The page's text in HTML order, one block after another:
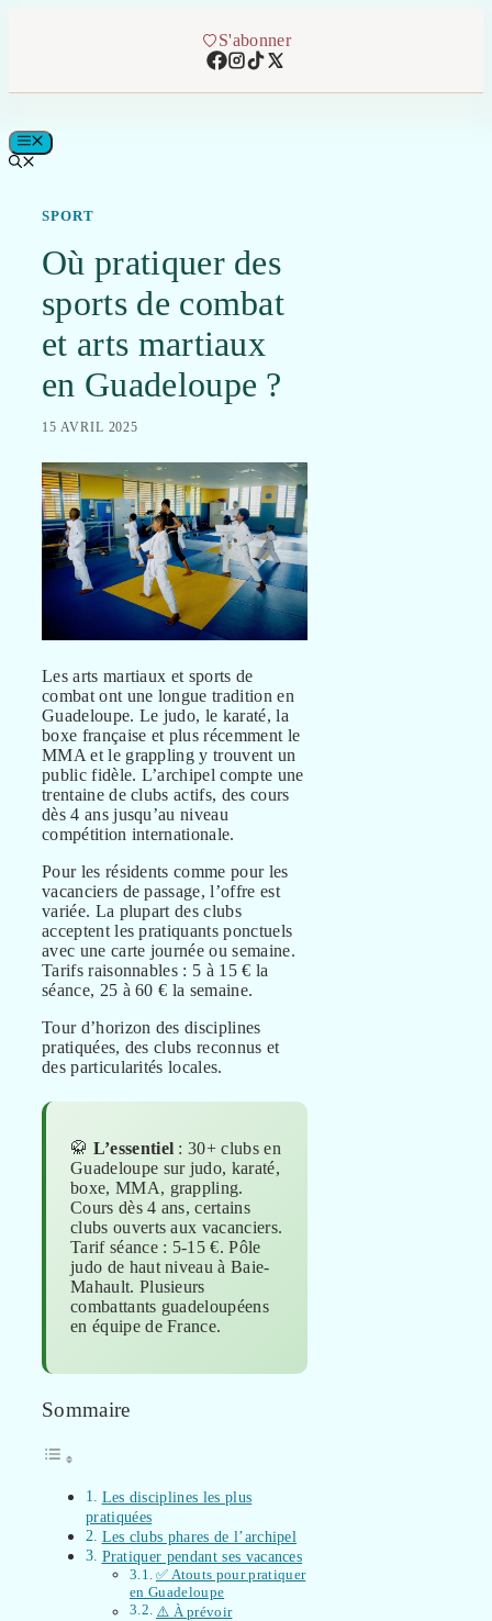
S'abonner
MENU
SPORT
Où pratiquer des
sports de combat
et arts martiaux
en Guadeloupe ?
15 AVRIL 2025
Les arts martiaux et sports de
combat ont une longue tradition en
Guadeloupe. Le judo, le karaté, la
boxe française et plus récemment le
MMA et le grappling y trouvent un
public fidèle. L’archipel compte une
trentaine de clubs actifs, des cours
dès 4 ans jusqu’au niveau
compétition internationale.
Pour les résidents comme pour les
vacanciers de passage, l’offre est
variée. La plupart des clubs
acceptent les pratiquants ponctuels
avec une carte journée ou semaine.
Tarifs raisonnables : 5 à 15 € la
séance, 25 à 60 € la semaine.
Tour d’horizon des disciplines
pratiquées, des clubs reconnus et
des particularités locales.
🥋 L’essentiel : 30+ clubs en
Guadeloupe sur judo, karaté,
boxe, MMA, grappling.
Cours dès 4 ans, certains
clubs ouverts aux vacanciers.
Tarif séance : 5-15 €. Pôle
judo de haut niveau à Baie-
Mahault. Plusieurs
combattants guadeloupéens
en équipe de France.
Sommaire
Les disciplines les plus
pratiquées
Les clubs phares de l’archipel
Pratiquer pendant ses vacances
✅ Atouts pour pratiquer
en Guadeloupe
⚠️ À prévoir